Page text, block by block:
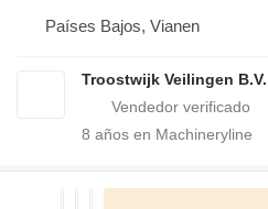
Países Bajos, Vianen
Troostwijk Veilingen B.V.
8 años en Machineryline